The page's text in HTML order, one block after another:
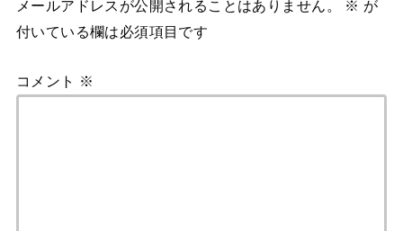
メールアドレスが公開されることはありません。 ※ が
付いている欄は必須項目です
コメント ※